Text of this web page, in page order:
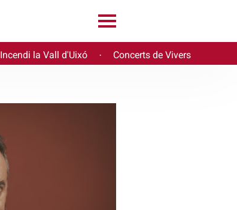
Incendi la Vall d'Uixó · Concerts de Vivers